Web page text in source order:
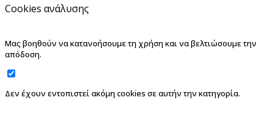
Cookies ανάλυσης
Μας βοηθούν να κατανοήσουμε τη χρήση και να βελτιώσουμε την
απόδοση.
Δεν έχουν εντοπιστεί ακόμη cookies σε αυτήν την κατηγορία.